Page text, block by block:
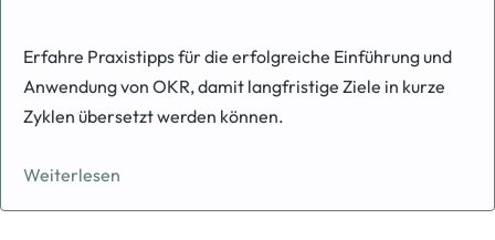
Erfahre Praxistipps für die erfolgreiche Einführung und
Anwendung von OKR, damit langfristige Ziele in kurze
Zyklen übersetzt werden können.
Weiterlesen